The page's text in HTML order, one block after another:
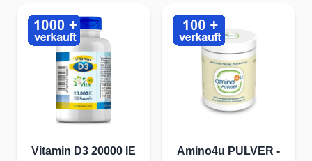
Vitamin D3 20000 IE
Amino4u PULVER -